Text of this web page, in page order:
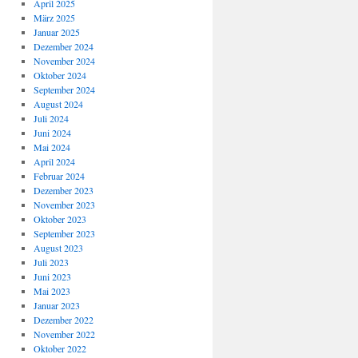
April 2025
März 2025
Januar 2025
Dezember 2024
November 2024
Oktober 2024
September 2024
August 2024
Juli 2024
Juni 2024
Mai 2024
April 2024
Februar 2024
Dezember 2023
November 2023
Oktober 2023
September 2023
August 2023
Juli 2023
Juni 2023
Mai 2023
Januar 2023
Dezember 2022
November 2022
Oktober 2022